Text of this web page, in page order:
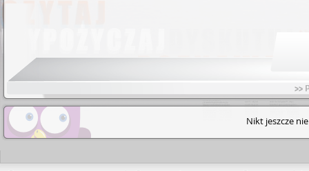
>>
Nikt jeszcze